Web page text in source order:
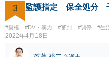
依頼されると、相手方の住民票
慰謝料の額含め、一度弁護士に
3 監護指定 保全処分
#親権 #DV・暴力 #審判 #調停 #生
2022年4月18日